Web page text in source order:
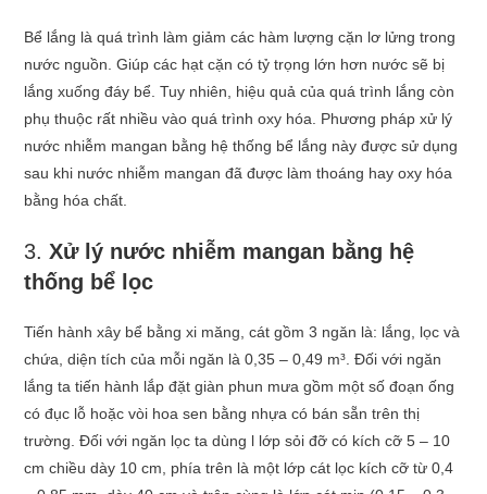
Bể lắng là quá trình làm giảm các hàm lượng cặn lơ lửng trong
nước nguồn. Giúp các hạt cặn có tỷ trọng lớn hơn nước sẽ bị
lắng xuống đáy bể. Tuy nhiên, hiệu quả của quá trình lắng còn
phụ thuộc rất nhiều vào quá trình oxy hóa. Phương pháp xử lý
nước nhiễm mangan bằng hệ thống bể lắng này được sử dụng
sau khi nước nhiễm mangan đã được làm thoáng hay oxy hóa
bằng hóa chất.
3.Xử lý nước nhiễm mangan bằng hệ
thống bể lọc
Tiến hành xây bể bằng xi măng, cát gồm 3 ngăn là: lắng, lọc và
chứa, diện tích của mỗi ngăn là 0,35 – 0,49 m³. Đối với ngăn
lắng ta tiến hành lắp đặt giàn phun mưa gồm một số đoạn ống
có đục lỗ hoặc vòi hoa sen bằng nhựa có bán sẵn trên thị
trường. Đối với ngăn lọc ta dùng l lớp sỏi đỡ có kích cỡ 5 – 10
cm chiều dày 10 cm, phía trên là một lớp cát lọc kích cỡ từ 0,4